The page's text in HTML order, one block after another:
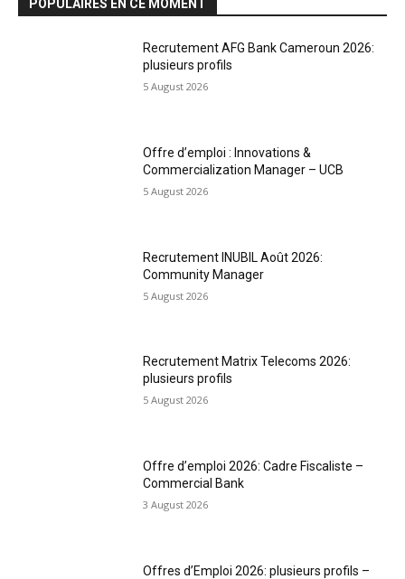
POPULAIRES EN CE MOMENT
Recrutement AFG Bank Cameroun 2026:
plusieurs profils
5 August 2026
Offre d’emploi : Innovations &
Commercialization Manager – UCB
5 August 2026
Recrutement INUBIL Août 2026:
Community Manager
5 August 2026
Recrutement Matrix Telecoms 2026:
plusieurs profils
5 August 2026
Offre d’emploi 2026: Cadre Fiscaliste –
Commercial Bank
3 August 2026
Offres d’Emploi 2026: plusieurs profils –